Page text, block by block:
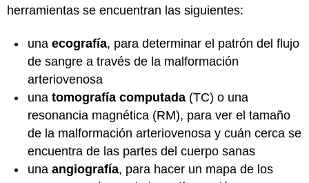
herramientas se encuentran las siguientes:
una ecografía, para determinar el patrón del flujo
de sangre a través de la malformación
arteriovenosa
una tomografía computada (TC) o una
resonancia magnética (RM), para ver el tamaño
de la malformación arteriovenosa y cuán cerca se
encuentra de las partes del cuerpo sanas
una angiografía, para hacer un mapa de los